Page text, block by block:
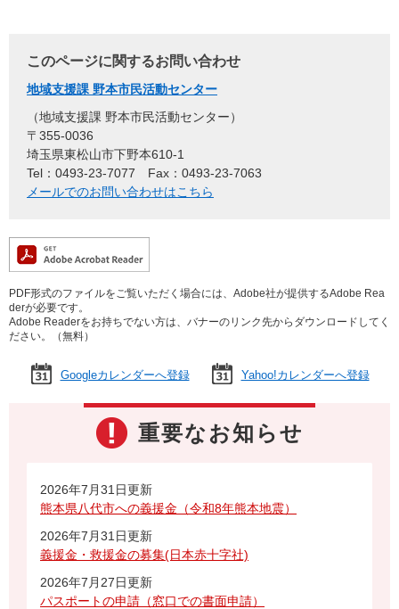
このページに関するお問い合わせ
地域支援課 野本市民活動センター
地域支援課 野本市民活動センター
〒355-0036
埼玉県東松山市下野本610-1
Tel：0493-23-7077
Fax：0493-23-7063
メールでのお問い合わせはこちら
PDF形式のファイルをご覧いただく場合には、Adobe社が提供するAdobe Rea
derが必要です。
Adobe Readerをお持ちでない方は、バナーのリンク先からダウンロードしてく
ださい。（無料）
Googleカレンダーへ登録 Yahoo!カレンダーへ登録
重要なお知らせ
2026年7月31日更新
熊本県八代市への義援金（令和8年熊本地震）
2026年7月31日更新
義援金・救援金の募集(日本赤十字社)
2026年7月27日更新
パスポートの申請（窓口での書面申請）